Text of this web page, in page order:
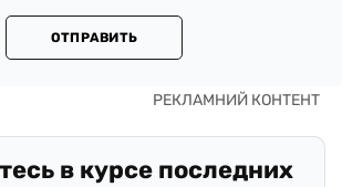
ОТПРАВИТЬ
в курсе последних